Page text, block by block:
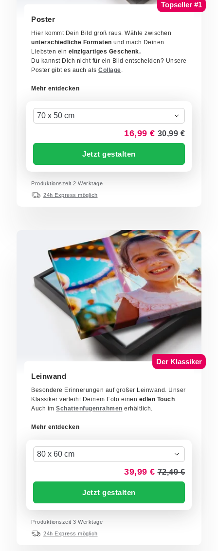
Topseller #1
Poster
Hier kommt Dein Bild groß raus. Wähle zwischen
unterschiedliche Formaten und mach Deinen
Liebsten ein einzigartiges Geschenk.
Du kannst Dich nicht für ein Bild entscheiden? Unsere
Poster gibt es auch als Collage.
Mehr entdecken
70 x 50 cm
16,99 € 30,99 €
Jetzt gestalten
Produktionszeit 2 Werktage
24h Express möglich
Der Klassiker
Leinwand
Besondere Erinnerungen auf großer Leinwand. Unser
Klassiker verleiht Deinem Foto einen edlen Touch.
Auch im Schattenfugenrahmen erhältlich.
Mehr entdecken
80 x 60 cm
39,99 € 72,49 €
Jetzt gestalten
Produktionszeit 3 Werktage
24h Express möglich